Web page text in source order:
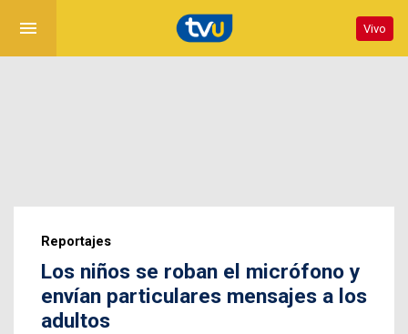
menu Vivo
Reportajes
Los niños se roban el micrófono y
envían particulares mensajes a los
adultos